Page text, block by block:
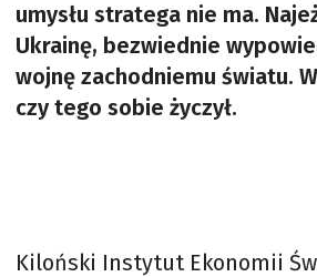
umysłu stratega nie ma.
Ukrainę, bezwiednie
wojnę zachodniemu światu.
czy tego sobie życzył.
Kiloński Instytut Ekonomii